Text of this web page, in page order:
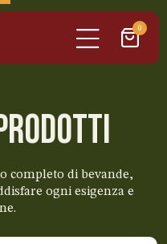
0
completo di bevande,
ogni esigenza e